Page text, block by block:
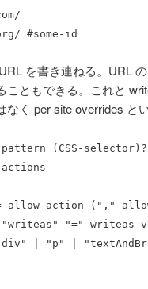
#some-id
を書き連ねる。URL
こともできる。これと
なく per-site overrides と
(CSS-
allow-action (","
"=" writeas-
| "p" |